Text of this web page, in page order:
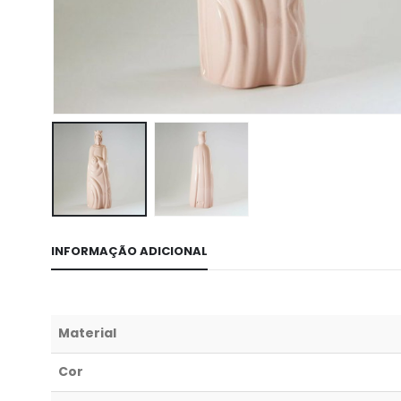
INFORMAÇÃO ADICIONAL
Material
Cor